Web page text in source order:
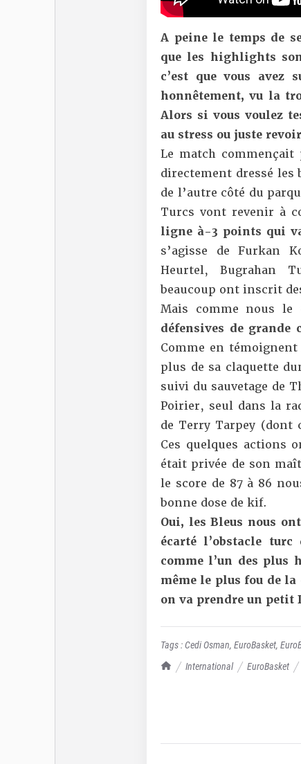
TrashTalk Actu NBA
International EuroBasket
A peine le temps de
que les highlights
c’est que vous avez
honnêtement, vu la
Alors si vous voulez
au stress ou juste
Le match
directement dressé les
de l’autre côté du
Turcs vont revenir à
ligne à-3 points qui
s’agisse de Furkan
Heurtel, Bugrahan
beaucoup ont inscrit
Mais comme nous
défensives de
Comme en
plus de sa claquette
suivi du sauvetage de
Poirier, seul dans la
de Terry Tarpey (dont
Ces quelques actions
était privée de son
le score de 87 à 86
bonne dose de kif.
Oui, les Bleus nous
écarté l’obstacle
comme l’un des plus
même le plus fou de
on va prendre un petit
Tags :Cedi Osman, EuroBasket,